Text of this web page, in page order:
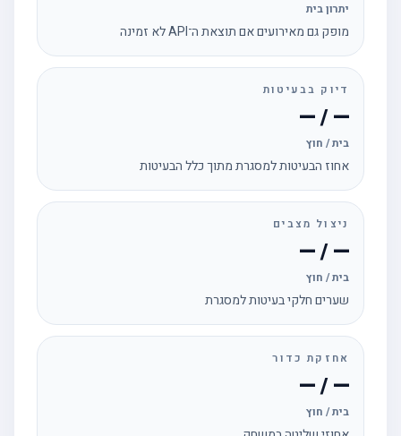
יתרון בית
מופק גם מאירועים אם תוצאת ה־API לא זמינה
דיוק בבעיטות
— / —
בית / חוץ
אחוז הבעיטות למסגרת מתוך כלל הבעיטות
ניצול מצבים
— / —
בית / חוץ
שערים חלקי בעיטות למסגרת
אחזקת כדור
— / —
בית / חוץ